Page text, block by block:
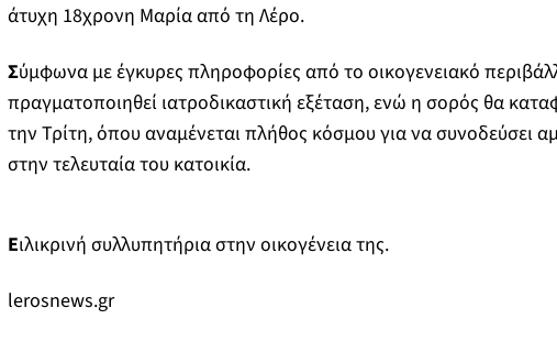
άτυχη 18χρονη Μαρία από τη Λέρο.
Σύμφωνα με έγκυρες πληροφορίες από το οικογενειακό
πραγματοποιηθεί ιατροδικαστική εξέταση, ενώ η σορός θα
την Τρίτη, όπου αναμένεται πλήθος κόσμου για να συνοδεύσει
στην τελευταία του κατοικία.
Ειλικρινή συλλυπητήρια στην οικογένεια της.
lerosnews.gr